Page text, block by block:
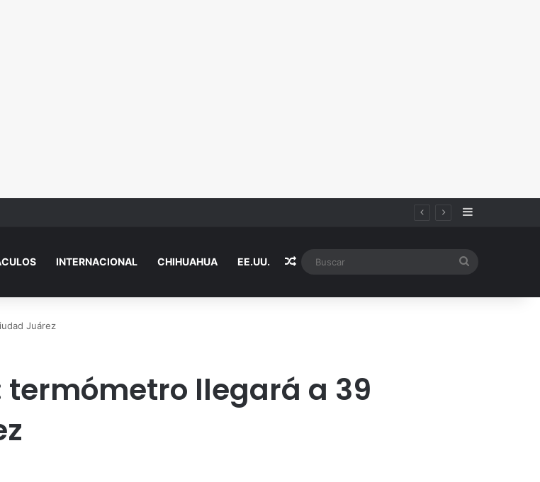
de alta tensión Sidebar
INTERNACIONAL CHIHUAHUA EE.UU. Random Article
Juárez
llegará a 39